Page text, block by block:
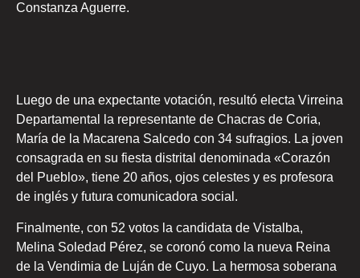
Constanza Aguerre.
Luego de una expectante votación, resultó electa Virreina
Departamental la representante de Chacras de Coria,
María de la Macarena Salcedo con 34 sufragios. La joven
consagrada en su fiesta distrital denominada «Corazón
del Pueblo», tiene 20 años, ojos celestes y es profesora
de inglés y futura comunicadora social.
Finalmente, con 52 votos la candidata de Vistalba,
Melina Soledad Pérez, se coronó como la nueva Reina
de la Vendimia de Luján de Cuyo. La hermosa soberana